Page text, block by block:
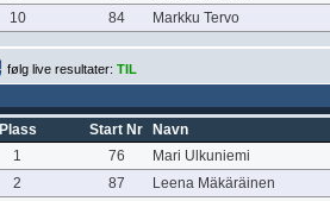
10
84 Markku Tervo
følg live resultater: TIL
Plass Start Nr
Navn
1
76
Mari Ulkuniemi
2
87
Leena Mäkäräinen